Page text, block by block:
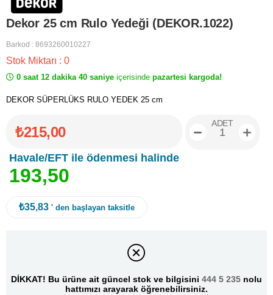
Dekor 25 cm Rulo Yedeği (DEKOR.1022)
Barkod : 8693260010227
Stok Miktarı : 0
0 saat 12 dakika 40 saniye içerisinde pazartesi kargoda!
DEKOR SÜPERLÜKS RULO YEDEK 25 cm
₺215,00
Havale/EFT ile ödenmesi halinde
193,50
ADET
₺35,83 ' den başlayan taksitle
DİKKAT! Bu ürüne ait güncel stok ve bilgisini 444 5 235 nolu
hattımızı arayarak öğrenebilirsiniz.